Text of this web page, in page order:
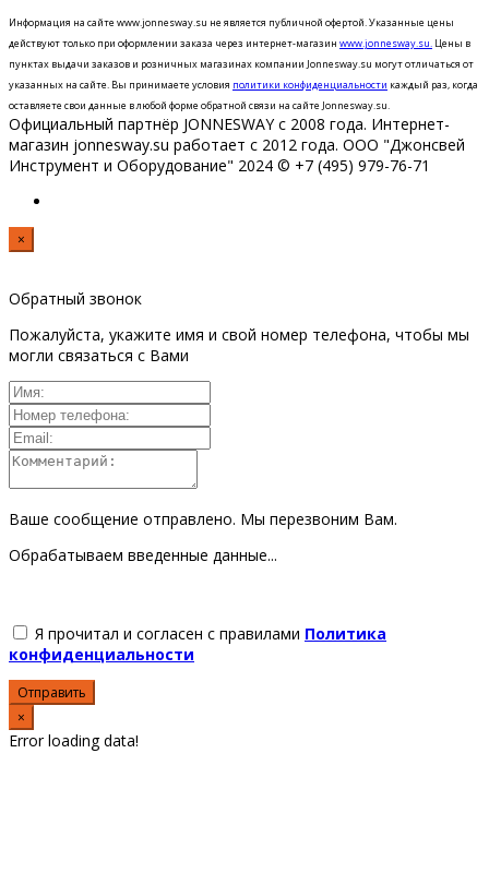
Информация на сайте www.jonnesway.su не является публичной офертой. Указанные цены
действуют только при оформлении заказа через интернет-магазин www.jonnesway.su. Цены в
пунктах выдачи заказов и розничных магазинах компании Jonnesway.su могут отличаться от
указанных на сайте. Вы принимаете условия политики конфиденциальности каждый раз, когда
оставляете свои данные в любой форме обратной связи на сайте Jonnesway.su.
Официальный партнёр JONNESWAY с 2008 года. Интернет-
магазин jonnesway.su работает с 2012 года. ООО "Джонсвей
Инструмент и Оборудование" 2024 © +7 (495) 979-76-71
×
Обратный звонок
Пожалуйста, укажите имя и свой номер телефона, чтобы мы
могли связаться с Вами
Ваше сообщение отправлено. Мы перезвоним Вам.
Обрабатываем введенные данные...
Я прочитал и согласен с правилами Политика
конфиденциальности
Отправить
×
Error loading data!